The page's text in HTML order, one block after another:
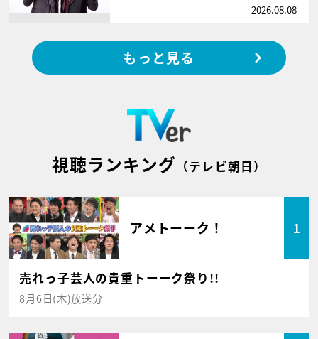
2026.08.08
もっと見る
視聴ランキング （テレビ朝日）
アメトーーク！ 1
売れっ子芸人の貴重トーーク祭り!!
8月6日(木)放送分